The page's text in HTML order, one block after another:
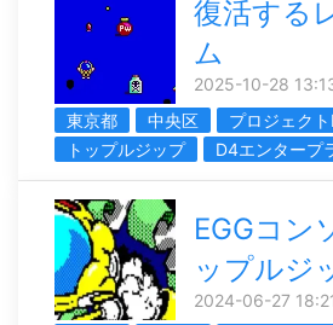
復活する
ム
2025-10-28
東京都
中央区
プロジェクト
トップルジップ
D4エンタープ
EGGコン
ップルジ
2024-06-27